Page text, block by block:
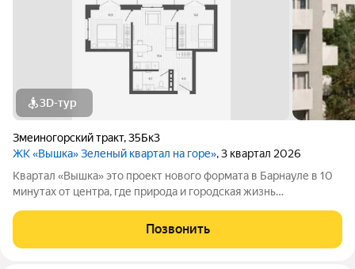
3D-тур
Змеиногорский тракт,35Бк3
ЖК «Вышка» Зеленый квартал на горе», 3 квартал 2026
Квартал «Вышка» это проект нового формата в Барнауле в 10
минутах от центра, где природа и городская жизнь
интеграция в существующий природный ландшафт с
максимальным сохранением зелени и пешеходных
Позвонить